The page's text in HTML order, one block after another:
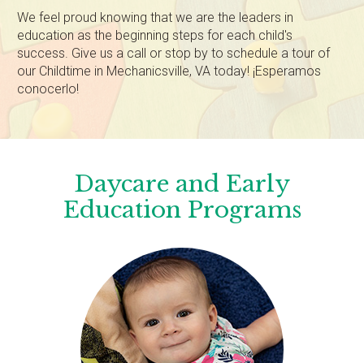
We feel proud knowing that we are the leaders in
education as the beginning steps for each child's
success. Give us a call or stop by to schedule a tour of
our Childtime in Mechanicsville, VA today! ¡Esperamos
conocerlo!
Daycare and Early
Education Programs